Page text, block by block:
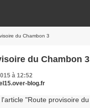
du Chambon 3
du Chambon 3
à 12:52
blog.fr